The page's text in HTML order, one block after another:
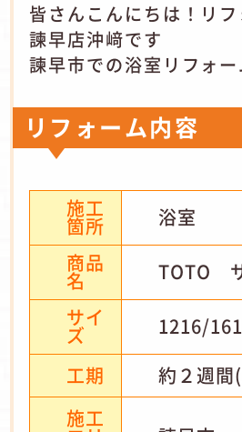
皆さんこんにちは！リ
諫早店沖﨑です
諫早市での浴室リフォ
リフォーム内容
施工
箇所
浴室
商品
名
TOTO
サイ
ズ
1216/
工期
約２週間
施工